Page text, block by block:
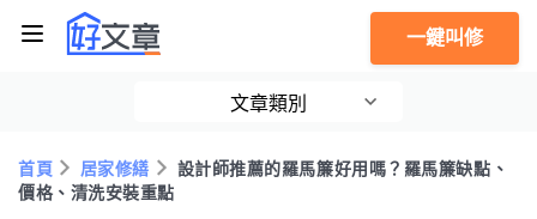
一鍵叫修
文章類別
首頁 居家修繕
設計師推薦的羅馬簾好用嗎？羅馬簾缺點、
價格、清洗安裝重點